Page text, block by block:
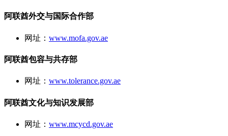
阿联酋外交与国际合作部
网址： www.mofa.gov.ae
阿联酋包容与共存部
网址： www.tolerance.gov.ae
阿联酋文化与知识发展部
网址： www.mcycd.gov.ae